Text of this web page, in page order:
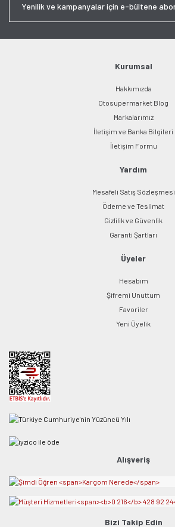
Ürün açıklamasında eksik bilgiler bulunuyor.
Bu ürüne benzer farklı alternatifler olmalı.
Gönder
Kurumsal
Hakkımızda
Otosupermarket Blog
Markalarımız
İletişim ve Banka Bilgileri
İletişim Formu
Yardım
Mesafeli Satış Sözleşmesi
Ödeme ve Teslimat
Gizlilik ve Güvenlik
Garanti Şartları
Üyeler
Hesabım
Şifremi Unuttum
Favoriler
Yeni Üyelik
Alışveriş
Bizi Takip Edin